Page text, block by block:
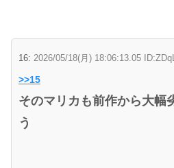
16: 2026/05/18(月) 18:06:13.05
>>15
そのマリカも前作から大幅
う